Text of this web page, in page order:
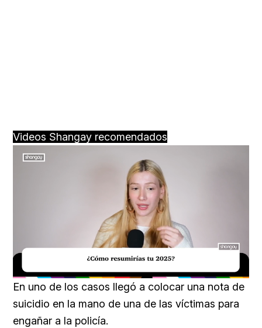
Videos Shangay recomendados
Unmute Loaded:
34.00%
En uno de los casos llegó a colocar una nota de
suicidio en la mano de una de las víctimas para
engañar a la policía.